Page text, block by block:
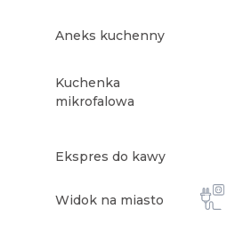
Aneks kuchenny
Kuchenka
mikrofalowa
Ekspres do kawy
Widok na miasto